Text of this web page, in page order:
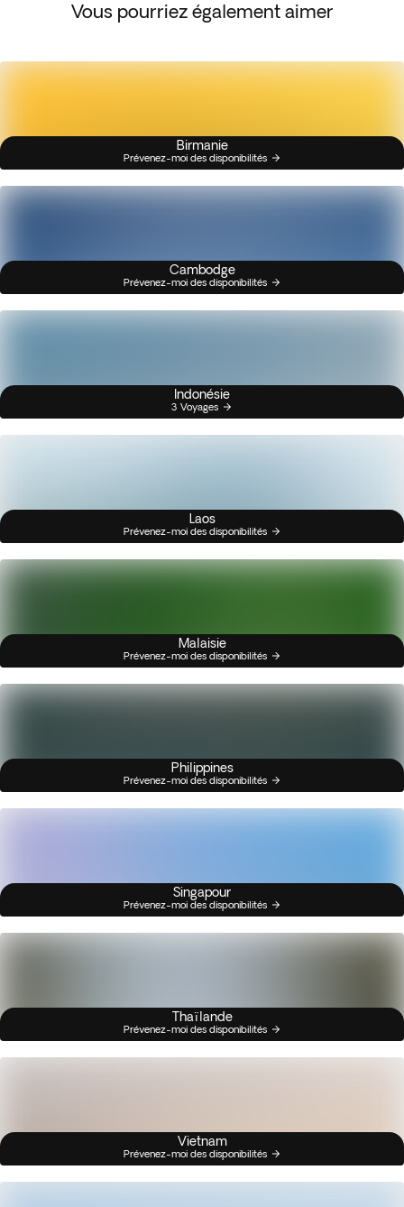
Vous pourriez également aimer
Birmanie
Prévenez-moi des disponibilités
Cambodge
Prévenez-moi des disponibilités
Indonésie
3 Voyages
Laos
Prévenez-moi des disponibilités
Malaisie
Prévenez-moi des disponibilités
Philippines
Prévenez-moi des disponibilités
Singapour
Prévenez-moi des disponibilités
Thaïlande
Prévenez-moi des disponibilités
Vietnam
Prévenez-moi des disponibilités